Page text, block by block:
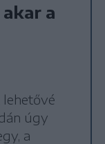
a
úgy
a